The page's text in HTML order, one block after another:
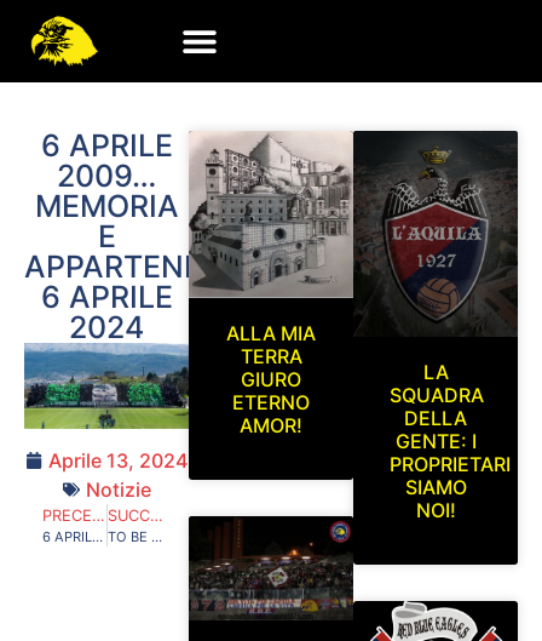
6 APRILE
2009…
MEMORIA
E
APPARTENENZA…
6 APRILE
2024
Aprile 13, 2024
Notizie
PRECEDENTE
6 APRILE 2009… DI QUELLA NOTTE MALEDETTA TRAMANDIAMO LA STORIA 6 APRILE 2024…FIGLI DI QUESTA TERRA, CUSTODI DELLA MEMORIA …!
SUCCESSIVO
TO BE CONTINUED
ALLA MIA
TERRA
GIURO
ETERNO
AMOR!
LA
SQUADRA
DELLA
GENTE: I
PROPRIETARI
SIAMO
NOI!